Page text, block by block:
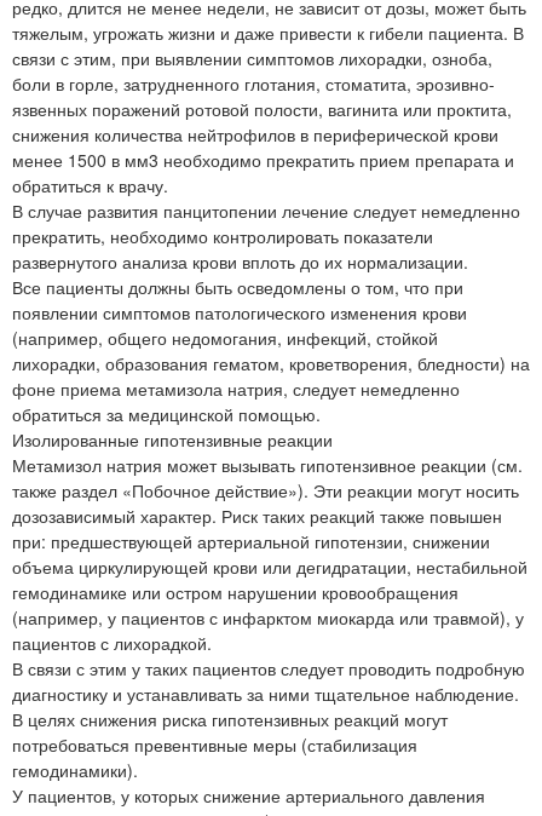
редко, длится не менее недели, не зависит от дозы, может быть
тяжелым, угрожать жизни и даже привести к гибели пациента. В
связи с этим, при выявлении симптомов лихорадки, озноба,
боли в горле, затрудненного глотания, стоматита, эрозивно-
язвенных поражений ротовой полости, вагинита или проктита,
снижения количества нейтрофилов в периферической крови
менее 1500 в мм3 необходимо прекратить прием препарата и
обратиться к врачу.
В случае развития панцитопении лечение следует немедленно
прекратить, необходимо контролировать показатели
развернутого анализа крови вплоть до их нормализации.
Все пациенты должны быть осведомлены о том, что при
появлении симптомов патологического изменения крови
(например, общего недомогания, инфекций, стойкой
лихорадки, образования гематом, кроветворения, бледности) на
фоне приема метамизола натрия, следует немедленно
обратиться за медицинской помощью.
Изолированные гипотензивные реакции
Метамизол натрия может вызывать гипотензивное реакции (см.
также раздел «Побочное действие»). Эти реакции могут носить
дозозависимый характер. Риск таких реакций также повышен
при: предшествующей артериальной гипотензии, снижении
объема циркулирующей крови или дегидратации, нестабильной
гемодинамике или остром нарушении кровообращения
(например, у пациентов с инфарктом миокарда или травмой), у
пациентов с лихорадкой.
В связи с этим у таких пациентов следует проводить подробную
диагностику и устанавливать за ними тщательное наблюдение.
В целях снижения риска гипотензивных реакций могут
потребоваться превентивные меры (стабилизация
гемодинамики).
У пациентов, у которых снижение артериального давления